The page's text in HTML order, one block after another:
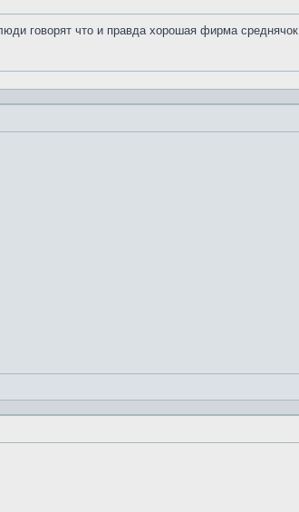
говорят что и правда хорошая фирма среднячок